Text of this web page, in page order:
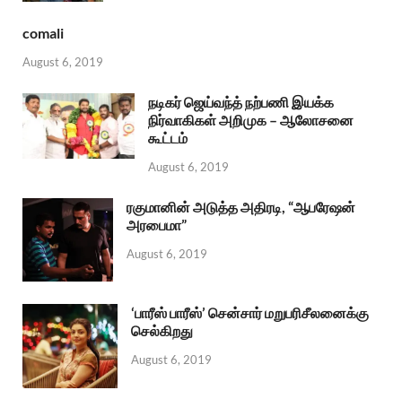
comali
August 6, 2019
நடிகர் ஜெய்வந்த் நற்பணி இயக்க
நிர்வாகிகள் அறிமுக – ஆலோசனை
கூட்டம்
August 6, 2019
ரகுமானின் அடுத்த அதிரடி, “ஆபரேஷன்
அரபைமா”
August 6, 2019
‘பாரீஸ் பாரீஸ்’ சென்சார் மறுபரிசீலனைக்கு
செல்கிறது
August 6, 2019